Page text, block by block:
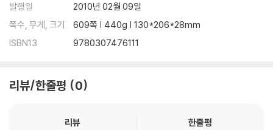
발행일
2010년 02월 09일
쪽수, 무게, 크기
609쪽 | 440g | 130*206*28mm
ISBN13
9780307476111
리뷰/한줄평 0
리뷰
한줄평